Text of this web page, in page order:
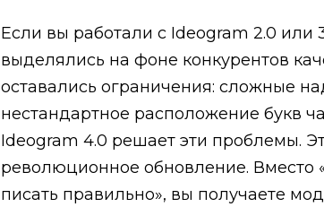
Если вы работали с Ideogram 2.0 или
выделялись на фоне конкурентов
оставались ограничения: сложные
нестандартное расположение букв
Ideogram 4.0 решает эти проблемы.
революционное обновление. Вместо
писать правильно», вы получаете